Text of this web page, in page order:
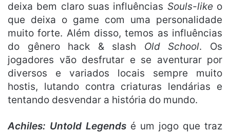
deixa bem claro suas influências Souls-likeo
que deixa o game com uma personalidade
muito forte. Além disso, temos as influências
do gênero hack & slash Old School. Os
jogadores vão desfrutar e se aventurar por
diversos e variados locais sempre muito
hostis, lutando contra criaturas lendárias e
tentando desvendar a história do mundo.
Achiles: Untold Legends é um jogo que traz